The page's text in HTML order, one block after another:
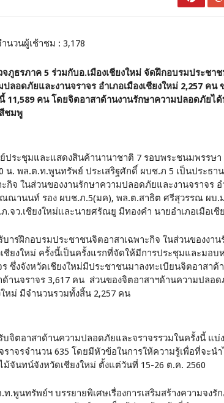
ำนวนผู้เช้าชม : 3,178
จภูธรภาค 5 ร่วมกับอ.เมืองเชียงใหม่ จัดฝึกอบรมประชา
ปลอดภัยและงานจราจร อำเภอเมืองเชียงใหม่ 2,257 ค
11,589 คน โดยจิตอาสาด้านงานรักษาความปลอดภัยไ
ชมพู
ประชุมและแสดงสินค้านานาชาติ 7 รอบพระชนมพรรษา
น. พล.ต.ท.พูนทรัพย์ ประเสริฐศักดิ์ ผบช.ภ 5 เป็นประธ
ะกิจ ในส่วนของงานรักษาความปลอดภัยและงานจราจร
ณานนท์ รอง ผบช.ภ.5(มค), พล.ต.สาธิต ศรีสุวรรณ ผบ.
.จว.เชียงใหม่และนายศรัณยู มีทองคำ นายอำเภอเมือเชี
บารฝึกอบรมประชาชนจิตอาสาเฉพาะกิจ ในส่วนของงา
เชียงใหม่ ครั้งนี้เป็นครั้งแรกที่จัดให้มีการประชุมและมอ
ร ซึ่งจังหวัดเชียงใหม่มีประชาชนมาลงทะเบียนจิตอาสา
ด้านจราจร 3,617 คน ส่วนของจิตอาสาฯด้านความปลอด
ใหม่ มีจำนวนรวมทั้งสิ้น 2,257 คน
บจิตอาสาด้านความปลอดภัยและจราจรรวมในครั้งนี้ แ
ราจรจำนวน 635 โดยมีหัวข้อในการให้ความรู้เพื่อที่จะ
ม้จันทน์จังหวัดเชียงใหม่ ตั้งแต่วันที่ 15-26 ต.ค. 2560
ท.พูนทรัพย์ฯ บรรยายพิเศษเรื่องการเสริมสร้างความจง